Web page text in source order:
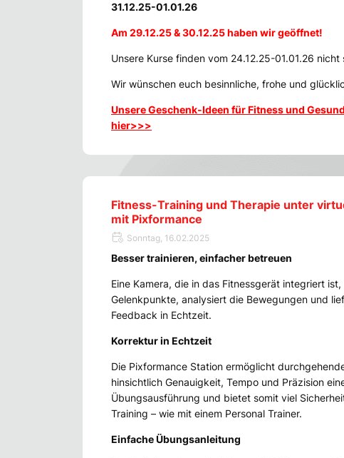
31.12.25-01.01.26
Am 29.12.25 & 30.12.25 haben wir geöffnet!
Unsere Kurse finden vom 24.12.25-01.01.26 nicht
Wir wünschen euch besinnliche, frohe und
Unsere Geschenk-Ideen für Fitness und
hier>>>
Fitness-Training und Therapie unter
mit Pixformance
Sonntag, 16.02.2025
Besser trainieren, einfacher betreuen
Eine Kamera, die in das Fitnessgerät integriert
Gelenkpunkte, analysiert die Bewegungen und
Feedback in Echtzeit.
Korrektur in Echtzeit
Die Pixformance Station ermöglicht
hinsichtlich Genauigkeit, Tempo und Präzision
Übungsausführung und bietet somit viel
Training – wie mit einem Personal Trainer.
Einfache Übungsanleitung